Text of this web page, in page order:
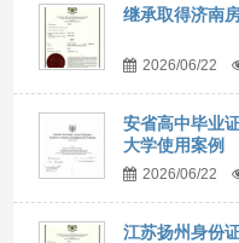
继承取得济南
2026/06/22
安省高中毕业
大学使用案例
2026/06/22
江苏扬州身份